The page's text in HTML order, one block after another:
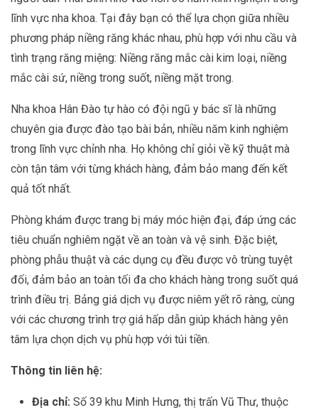
lĩnh vực nha khoa. Tại đây bạn có thể lựa chọn giữa nhiều
phương pháp niềng răng khác nhau, phù hợp với nhu cầu và
tình trạng răng miệng: Niềng răng mắc cài kim loại, niềng
mắc cài sứ, niềng trong suốt, niềng mặt trong.
Nha khoa Hân Đào tự hào có đội ngũ y bác sĩ là những
chuyên gia được đào tạo bài bản, nhiều năm kinh nghiệm
trong lĩnh vực chỉnh nha. Họ không chỉ giỏi về kỹ thuật mà
còn tận tâm với từng khách hàng, đảm bảo mang đến kết
quả tốt nhất.
Phòng khám được trang bị máy móc hiện đại, đáp ứng các
tiêu chuẩn nghiêm ngặt về an toàn và vệ sinh. Đặc biệt,
phòng phẫu thuật và các dụng cụ đều được vô trùng tuyệt
đối, đảm bảo an toàn tối đa cho khách hàng trong suốt quá
trình điều trị. Bảng giá dịch vụ được niêm yết rõ ràng, cùng
với các chương trình trợ giá hấp dẫn giúp khách hàng yên
tâm lựa chọn dịch vụ phù hợp với túi tiền.
Thông tin liên hệ:
Địa chỉ: Số 39 khu Minh Hưng, thị trấn Vũ Thư, thuộc